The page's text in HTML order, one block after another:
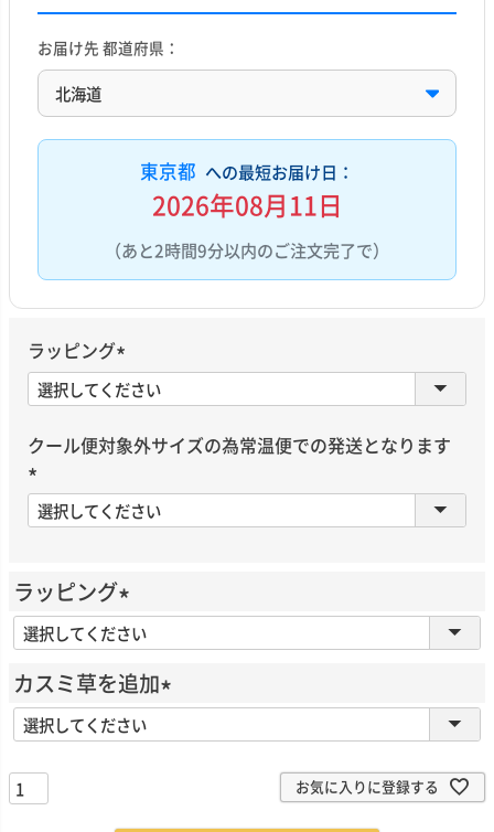
お届け先 都道府県：
東京都 への最短お届け日：
2026年08月11日
（あと2時間9分以内のご注文完了で）
ラッピング
(
必
須
)
クール便対象外サイズの為常温便での発送となります
必
)
ラッピング
(
須
)
カスミ草を追加
お気に入りに登録する